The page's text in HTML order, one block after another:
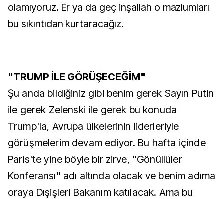
olamıyoruz. Er ya da geç inşallah o mazlumları
bu sıkıntıdan kurtaracağız.
"TRUMP İLE GÖRÜŞECEĞİM"
Şu anda bildiğiniz gibi benim gerek Sayın Putin
ile gerek Zelenski ile gerek bu konuda
Trump'la, Avrupa ülkelerinin liderleriyle
görüşmelerim devam ediyor. Bu hafta içinde
Paris'te yine böyle bir zirve, "Gönüllüler
Konferansı" adı altında olacak ve benim adıma
oraya Dışişleri Bakanım katılacak. Ama bu